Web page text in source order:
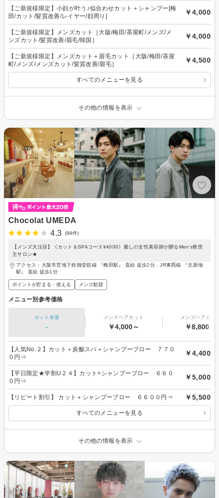
【ご新規様限定】小顔が叶う♪似合わせカット＋シャンプー[梅
田/カット/髪質改善/レイヤー/顔周り]
￥4,000
【ご新規様限定】メンズカット［大阪/梅田/茶屋町/メンズ/メ
ンズカット/髪質改善/眉毛/韓国］
￥4,000
【ご新規様限定】メンズカット＋眉毛カット［大阪/梅田/茶屋
町/メンズ/メンズカット/髪質改善/眉毛］
￥4,500
すべてのメニューを見る
その他の情報を表示
Chocolat UMEDA
4.3
(98件)
【メンズ大注目】《カット＆SPAコース¥4000》癒しの女性美容師が贈るMen's救世
主サロン★
アクセス：大阪市営地下鉄御堂筋線 『梅田駅』 直結 徒歩2分、JR東西線 『北新地
駅』 直結 徒歩1分
ポイントが貯まる・使える メンズ歓迎
メニュー別参考価格
カット単価
-
メンズヘアカット
￥4,000～
メンズヘアカラ
￥8,800～
【人気No.２】カット＋炭酸スパ＋シャンプーブロー ７７０
０円⇒
￥4,400
【平日限定★学割U２４】カット+シャンプーブロー ６６０
０円⇒
￥5,000
【リピート割引】 カット＋シャンプーブロー ６６００円⇒ ￥5,500
すべてのメニューを見る
その他の情報を表示